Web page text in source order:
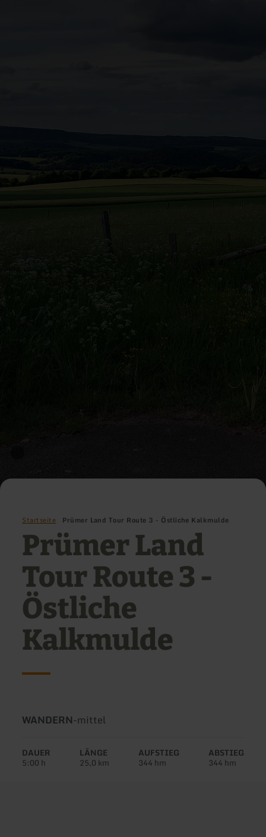
Startseite Prümer Land Tour Route 3 - Östliche Kalkmulde
Prümer Land
Tour Route 3 -
Östliche
Kalkmulde
Art
Tour:
WANDERN-Schwierigkeit:
mittel
DAUER
5:00 h
LÄNGE
25,0 km
AUFSTIEG
344 hm
ABSTIEG
344 hm